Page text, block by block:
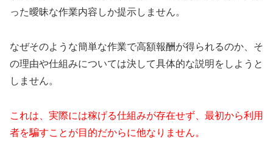
った曖昧な作業内容しか提示しません。
なぜそのような簡単な作業で高額報酬が得られるのか、そ
の理由や仕組みについては決して具体的な説明をしようと
しません。
これは、実際には稼げる仕組みが存在せず、最初から利用
者を騙すことが目的だからに他なりません。